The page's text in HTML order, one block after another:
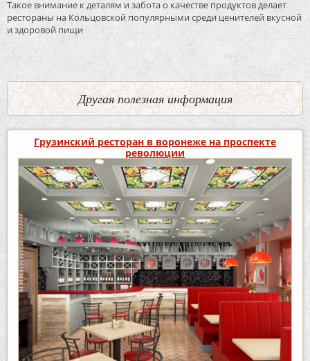
Такое внимание к деталям и забота о качестве продуктов делает
рестораны на Кольцовской популярными среди ценителей вкусной
и здоровой пищи
Другая полезная информация
Грузинский ресторан в воронеже на проспекте
революции